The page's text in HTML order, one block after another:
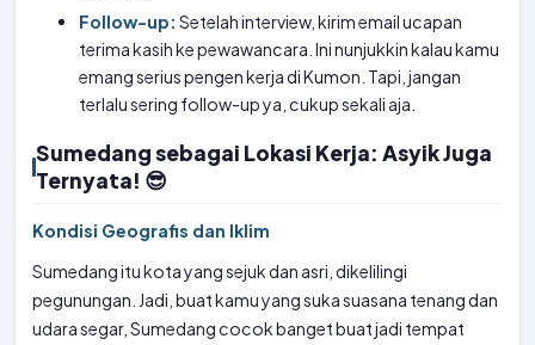
Follow-up: Setelah interview, kirim email ucapan
terima kasih ke pewawancara. Ini nunjukkin kalau kamu
emang serius pengen kerja di Kumon. Tapi, jangan
terlalu sering follow-up ya, cukup sekali aja.
Sumedang sebagai Lokasi Kerja: Asyik Juga
Ternyata! 😎
Kondisi Geografis dan Iklim
Sumedang itu kota yang sejuk dan asri, dikelilingi
pegunungan. Jadi, buat kamu yang suka suasana tenang dan
udara segar, Sumedang cocok banget buat jadi tempat